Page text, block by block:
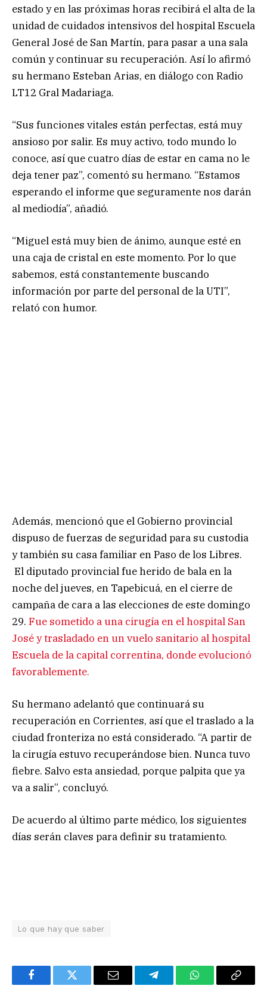
estado y en las próximas horas recibirá el alta de la
unidad de cuidados intensivos del hospital Escuela
General José de San Martín, para pasar a una sala
común y continuar su recuperación. Así lo afirmó
su hermano Esteban Arias, en diálogo con Radio
LT12 Gral Madariaga.
“Sus funciones vitales están perfectas, está muy
ansioso por salir. Es muy activo, todo mundo lo
conoce, así que cuatro días de estar en cama no le
deja tener paz”, comentó su hermano. “Estamos
esperando el informe que seguramente nos darán
al mediodía”, añadió.
“Miguel está muy bien de ánimo, aunque esté en
una caja de cristal en este momento. Por lo que
sabemos, está constantemente buscando
información por parte del personal de la UTI”,
relató con humor.
Además, mencionó que el Gobierno provincial
dispuso de fuerzas de seguridad para su custodia
y también su casa familiar en Paso de los Libres.
El diputado provincial fue herido de bala en la
noche del jueves, en Tapebicuá, en el cierre de
campaña de cara a las elecciones de este domingo
29. Fue sometido a una cirugía en el hospital San
José y trasladado en un vuelo sanitario al hospital
Escuela de la capital correntina, donde evolucionó
favorablemente.
Su hermano adelantó que continuará su
recuperación en Corrientes, así que el traslado a la
ciudad fronteriza no está considerado. “A partir de
la cirugía estuvo recuperándose bien. Nunca tuvo
fiebre. Salvo esta ansiedad, porque palpita que ya
va a salir”, concluyó.
De acuerdo al último parte médico, los siguientes
días serán claves para definir su tratamiento.
Lo que hay que saber
FacebookTwitter Email TelegramWhatsAppCopy